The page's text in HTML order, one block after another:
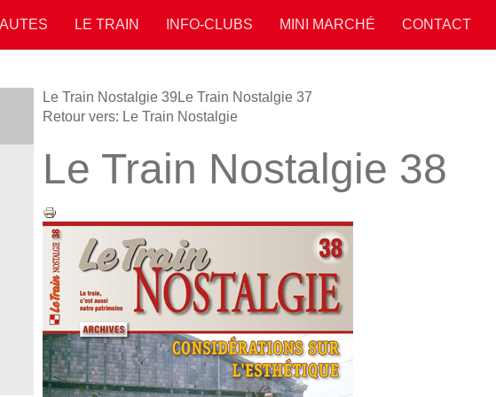
LE TRAIN INFO-CLUBS MINI MARCHÉ CONTACT
Le Train Nostalgie 39 Le Train Nostalgie 37
Retour vers: Le Train Nostalgie
Le Train Nostalgie 38